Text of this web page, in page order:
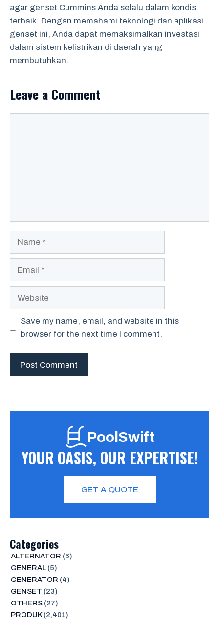
agar genset Cummins Anda selalu dalam kondisi
terbaik. Dengan memahami teknologi dan aplikasi
genset ini, Anda dapat memaksimalkan investasi
dalam sistem kelistrikan di daerah yang
membutuhkan.
Leave a Comment
Website
Save my name, email, and website in this
browser for the next time I comment.
PoolSwift
YOUR OASIS, OUR EXPERTISE!
GET A QUOTE
Categories
ALTERNATOR (6)
GENERAL(5)
GENERATOR (4)
GENSET (23)
OTHERS(27)
PRODUK(2,401)